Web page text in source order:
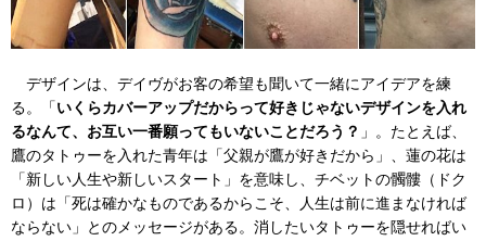
デザインは、デイヴがお客の希望も聞いて一緒にアイデアを練
る。「いくらカバーアップだからって好きじゃないデザインを入れ
るなんて、お互い一番願ってもいないことだろう？ 」。たとえば、
鷹のタトゥーを入れた青年は「父親が鷹が好きだから」、蓮の花は
「新しい人生や新しいスタート」を意味し、チベットの髑髏（ドク
ロ）は「死は確かなものであるからこそ、人生は前に進まなければ
ならない」とのメッセージがある。消したいタトゥーを隠せればい